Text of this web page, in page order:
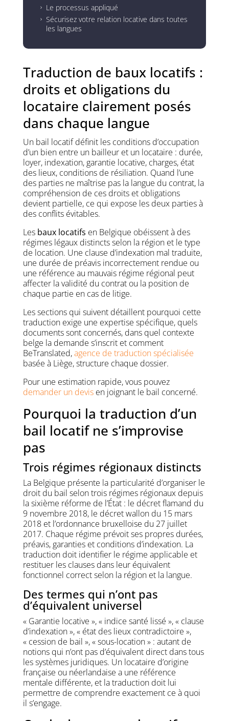
5 Le processus appliqué
5
Sécurisez votre relation locative dans toutes
les langues
Traduction de baux locatifs :
droits et obligations du
locataire clairement posés
dans chaque langue
Un bail locatif définit les conditions d’occupation
d’un bien entre un bailleur et un locataire : durée,
loyer, indexation, garantie locative, charges, état
des lieux, conditions de résiliation. Quand l’une
des parties ne maîtrise pas la langue du contrat, la
compréhension de ces droits et obligations
devient partielle, ce qui expose les deux parties à
des conflits évitables.
Les baux locatifs en Belgique obéissent à des
régimes légaux distincts selon la région et le type
de location. Une clause d’indexation mal traduite,
une durée de préavis incorrectement rendue ou
une référence au mauvais régime régional peut
affecter la validité du contrat ou la position de
chaque partie en cas de litige.
Les sections qui suivent détaillent pourquoi cette
traduction exige une expertise spécifique, quels
documents sont concernés, dans quel contexte
belge la demande s’inscrit et comment
BeTranslated,agence de traduction spécialisée
basée à Liège, structure chaque dossier.
Pour une estimation rapide, vous pouvez
demander un devisen joignant le bail concerné.
Pourquoi la traduction d’un
bail locatif ne s’improvise
pas
Trois régimes régionaux distincts
La Belgique présente la particularité d’organiser le
droit du bail selon trois régimes régionaux depuis
la sixième réforme de l’État : le décret flamand du
9 novembre 2018, le décret wallon du 15 mars
2018 et l’ordonnance bruxelloise du 27 juillet
2017. Chaque régime prévoit ses propres durées,
préavis, garanties et conditions d’indexation. La
traduction doit identifier le régime applicable et
restituer les clauses dans leur équivalent
fonctionnel correct selon la région et la langue.
Des termes qui n’ont pas
d’équivalent universel
« Garantie locative », « indice santé lissé », « clause
d’indexation », « état des lieux contradictoire »,
« cession de bail », « sous-location » : autant de
notions qui n’ont pas d’équivalent direct dans tous
les systèmes juridiques. Un locataire d’origine
française ou néerlandaise a une référence
mentale différente, et la traduction doit lui
permettre de comprendre exactement ce à quoi
il s’engage.